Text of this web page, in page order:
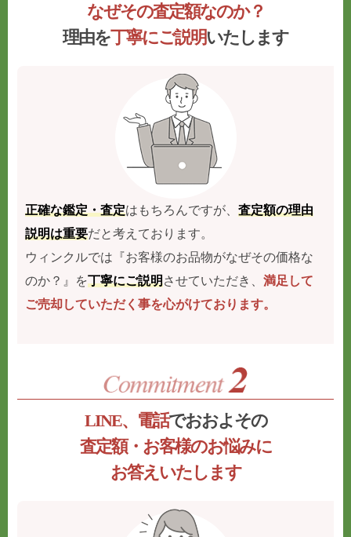
なぜその査定額なのか？
理由を丁寧にご説明いたします
正確な鑑定・査定はもちろんですが、査定額の理由
説明は重要だと考えております。
ウィンクルでは『お客様のお品物がなぜその価格な
のか？』を丁寧にご説明させていただき、満足して
ご売却していただく事を心がけております。
LINE、電話でおおよその
査定額・お客様のお悩みに
お答えいたします